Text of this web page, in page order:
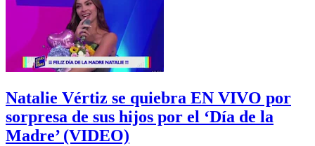
Natalie Vértiz se quiebra EN VIVO por
sorpresa de sus hijos por el ‘Día de la
Madre’ (VIDEO)